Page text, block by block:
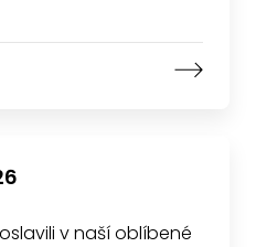
v naší oblíbené